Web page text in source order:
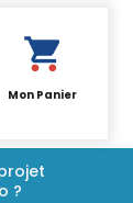
Mon Panier
?